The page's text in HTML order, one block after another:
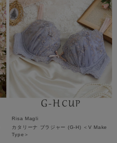
Risa Magli
カタリーナ ブラジャー (G-H) ＜V Make
Type＞